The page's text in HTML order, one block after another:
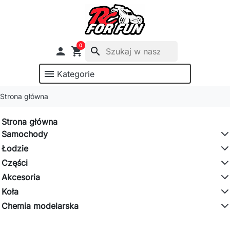
 shopping_cart
0
search
menu Kategorie
Strona główna
Strona główna
Samochody
Łodzie
Części
Akcesoria
Koła
Chemia modelarska